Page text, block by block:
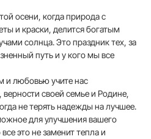
осени, когда природа с
и краски, делится богатым
солнца. Это праздник тех, за
путь и у кого мы все
и любовью учите нас
своей семье и Родине,
не терять надежды на лучшее.
для улучшения вашего
это не заменит тепла и